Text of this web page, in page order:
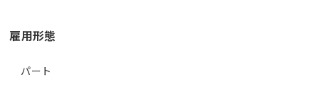
雇用形態
パート